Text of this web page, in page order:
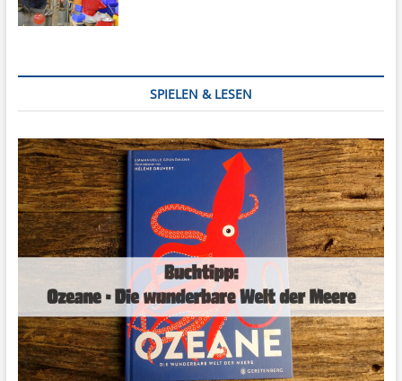
SPIELEN & LESEN